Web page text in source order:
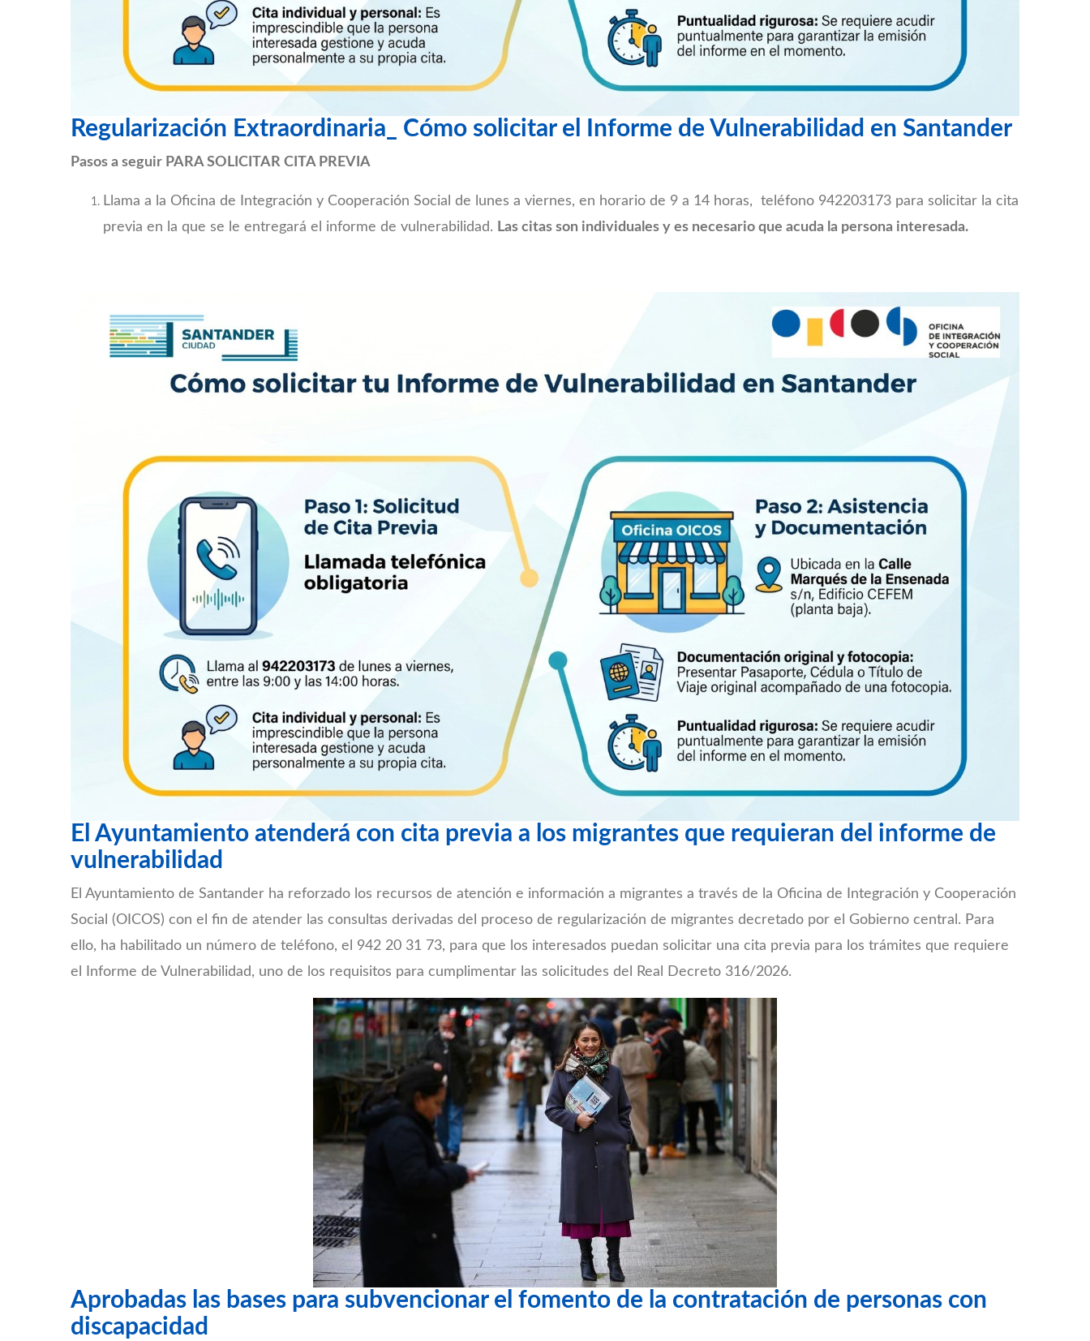
Regularización Extraordinaria_ Cómo solicitar el Informe de Vulnerabilidad en Santander
Pasos a seguir PARA SOLICITAR CITA PREVIA
Llama a la Oficina de Integración y Cooperación Social de lunes a viernes, en horario de 9 a 14 horas, teléfono 942203173 para solicitar la cita
previa en la que se le entregará el informe de vulnerabilidad. Las citas son individuales y es necesario que acuda la persona interesada.
El Ayuntamiento atenderá con cita previa a los migrantes que requieran del informe de
vulnerabilidad
El Ayuntamiento de Santander ha reforzado los recursos de atención e información a migrantes a través de la Oficina de Integración y Cooperación
Social (OICOS) con el fin de atender las consultas derivadas del proceso de regularización de migrantes decretado por el Gobierno central. Para
ello, ha habilitado un número de teléfono, el 942 20 31 73, para que los interesados puedan solicitar una cita previa para los trámites que requiere
el Informe de Vulnerabilidad, uno de los requisitos para cumplimentar las solicitudes del Real Decreto 316/2026.
Aprobadas las bases para subvencionar el fomento de la contratación de personas con
discapacidad